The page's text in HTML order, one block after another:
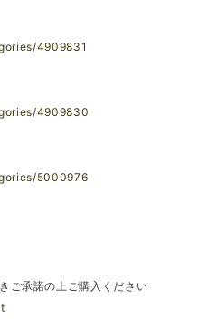
4909831
4909830
5000976
ご承諾の上ご購入ください